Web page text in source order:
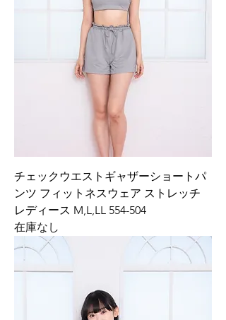
チェックウエストギャザーショートパ
ンツ フィットネスウェア ストレッチ
レディース M,L,LL 554-504
在庫なし